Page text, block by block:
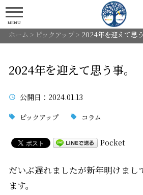
MENU
ホーム > ピックアップ> 2024年を迎えて思う
2024年を迎えて思う事。
公開日 ：2024.01.13
ピックアップ コラム
Pocket
だいぶ遅れましたが新年明けまし
ます。